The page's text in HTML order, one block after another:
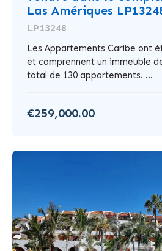
Las Amériques
LP13248
Les Appartements Caribe ont
et comprennent un immeuble
total de 130 appartements. ...
€259,000.00